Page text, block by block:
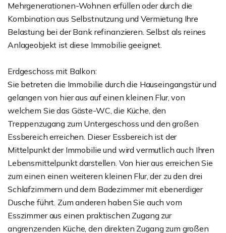
Mehrgenerationen-Wohnen erfüllen oder durch die
Kombination aus Selbstnutzung und Vermietung Ihre
Belastung bei der Bank refinanzieren. Selbst als reines
Anlageobjekt ist diese Immobilie geeignet.
Erdgeschoss mit Balkon:
Sie betreten die Immobilie durch die Hauseingangstür und
gelangen von hier aus auf einen kleinen Flur, von
welchem Sie das Gäste-WC, die Küche, den
Treppenzugang zum Untergeschoss und den großen
Essbereich erreichen. Dieser Essbereich ist der
Mittelpunkt der Immobilie und wird vermutlich auch Ihren
Lebensmittelpunkt darstellen. Von hier aus erreichen Sie
zum einen einen weiteren kleinen Flur, der zu den drei
Schlafzimmern und dem Badezimmer mit ebenerdiger
Dusche führt. Zum anderen haben Sie auch vom
Esszimmer aus einen praktischen Zugang zur
angrenzenden Küche, den direkten Zugang zum großen